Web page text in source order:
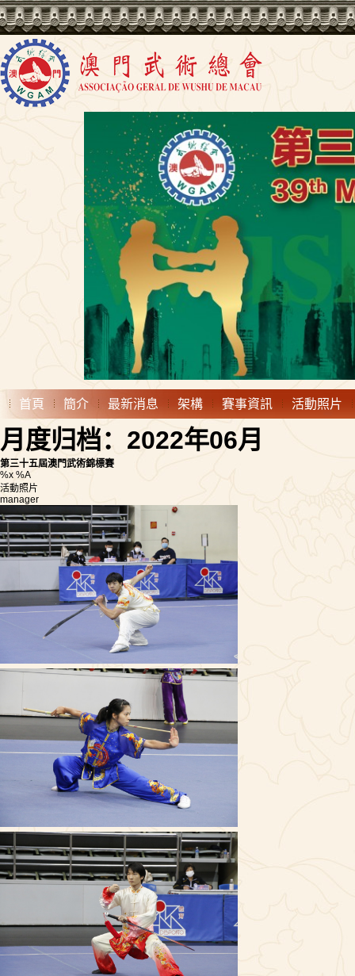
首頁 簡介 最新消息 架構 賽事資訊 活動照片
月度归档：2022年06月
第三十五屆澳門武術錦標賽
%x %A
活動照片
manager